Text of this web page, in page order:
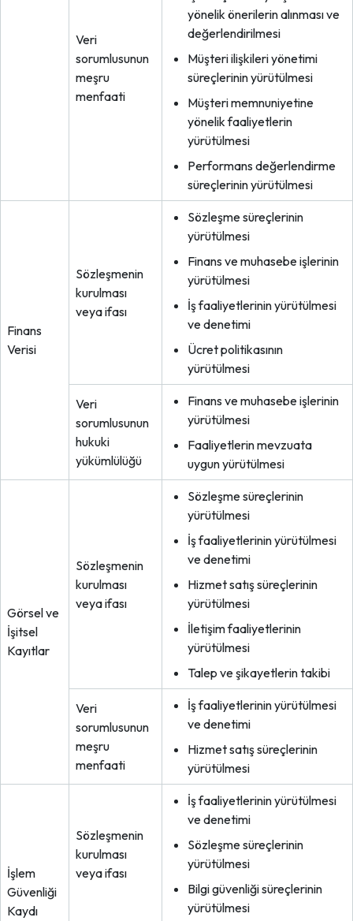
Veri
sorumlusunun
meşru
menfaati
yönelik önerilerin alınması ve
değerlendirilmesi
Müşteri ilişkileri yönetimi
süreçlerinin yürütülmesi
Müşteri memnuniyetine
yönelik faaliyetlerin
yürütülmesi
Performans değerlendirme
süreçlerinin yürütülmesi
Finans
Verisi
Sözleşmenin
kurulması
veya ifası
Sözleşme süreçlerinin
yürütülmesi
Finans ve muhasebe işlerinin
yürütülmesi
İş faaliyetlerinin yürütülmesi
ve denetimi
Ücret politikasının
yürütülmesi
Veri
sorumlusunun
hukuki
yükümlülüğü
Finans ve muhasebe işlerinin
yürütülmesi
Faaliyetlerin mevzuata
uygun yürütülmesi
Görsel ve
İşitsel
Kayıtlar
Sözleşmenin
kurulması
veya ifası
Sözleşme süreçlerinin
yürütülmesi
İş faaliyetlerinin yürütülmesi
ve denetimi
Hizmet satış süreçlerinin
yürütülmesi
İletişim faaliyetlerinin
yürütülmesi
Talep ve şikayetlerin takibi
Veri
sorumlusunun
meşru
menfaati
İş faaliyetlerinin yürütülmesi
ve denetimi
Hizmet satış süreçlerinin
yürütülmesi
İşlem
Güvenliği
Kaydı
Sözleşmenin
kurulması
veya ifası
İş faaliyetlerinin yürütülmesi
ve denetimi
Sözleşme süreçlerinin
yürütülmesi
Bilgi güvenliği süreçlerinin
yürütülmesi